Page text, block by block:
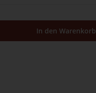
In den Warenkorb